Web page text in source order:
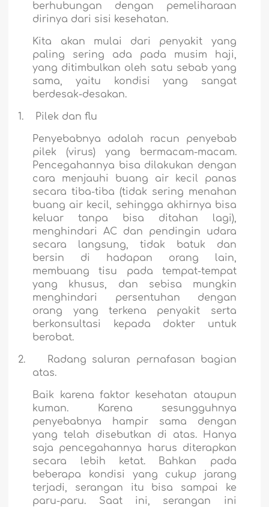
berhubungan dengan pemeliharaan
dirinya dari sisi kesehatan.
Kita akan mulai dari penyakit yang
paling sering ada pada musim haji,
yang ditimbulkan oleh satu sebab yang
sama, yaitu kondisi yang sangat
berdesak-desakan.
1. Pilek dan flu
Penyebabnya adalah racun penyebab
pilek (virus) yang bermacam-macam.
Pencegahannya bisa dilakukan dengan
cara menjauhi buang air kecil panas
secara tiba-tiba (tidak sering menahan
buang air kecil, sehingga akhirnya bisa
keluar tanpa bisa ditahan lagi),
menghindari AC dan pendingin udara
secara langsung, tidak batuk dan
bersin di hadapan orang lain,
membuang tisu pada tempat-tempat
yang khusus, dan sebisa mungkin
menghindari persentuhan dengan
orang yang terkena penyakit serta
berkonsultasi kepada dokter untuk
berobat.
2.
Radang saluran pernafasan bagian
atas.
Baik karena faktor kesehatan ataupun
kuman. Karena sesungguhnya
penyebabnya hampir sama dengan
yang telah disebutkan di atas. Hanya
saja pencegahannya harus diterapkan
secara lebih ketat. Bahkan pada
beberapa kondisi yang cukup jarang
terjadi, serangan itu bisa sampai ke
paru-paru. Saat ini, serangan ini